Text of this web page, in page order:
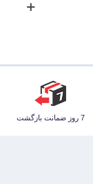
7 روز ضمانت بازگشت